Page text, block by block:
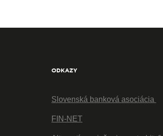
ODKAZY
Slovenská banková asociácia
FIN-NET